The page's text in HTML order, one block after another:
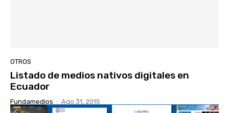
OTROS
Listado de medios nativos digitales en
Ecuador
Fundamedios - Ago 31, 2015